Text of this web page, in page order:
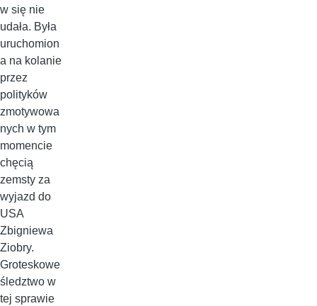
w się nie
udała. Była
uruchomion
a na kolanie
przez
polityków
zmotywowa
nych w tym
momencie
chęcią
zemsty za
wyjazd do
USA
Zbigniewa
Ziobry.
Groteskowe
śledztwo w
tej sprawie